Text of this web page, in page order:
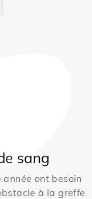
sang
ont besoin
à la greffe